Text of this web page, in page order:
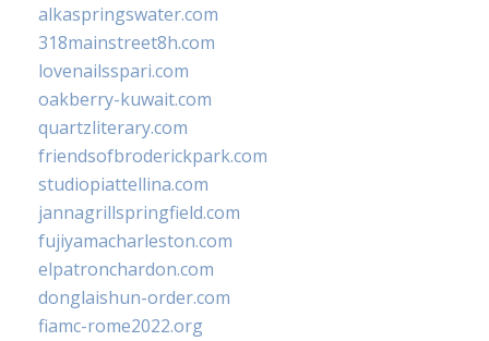
alkaspringswater.com
318mainstreet8h.com
lovenailsspari.com
oakberry-kuwait.com
quartzliterary.com
friendsofbroderickpark.com
studiopiattellina.com
jannagrillspringfield.com
fujiyamacharleston.com
elpatronchardon.com
donglaishun-order.com
fiamc-rome2022.org